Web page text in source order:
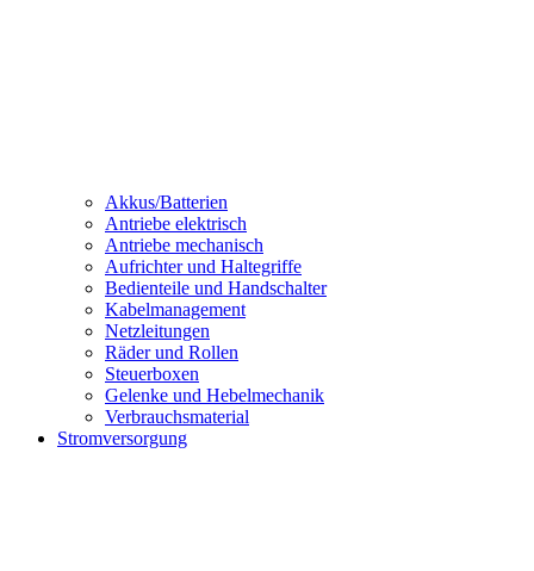
Akkus/Batterien
Antriebe elektrisch
Antriebe mechanisch
Aufrichter und Haltegriffe
Bedienteile und Handschalter
Kabelmanagement
Netzleitungen
Räder und Rollen
Steuerboxen
Gelenke und Hebelmechanik
Verbrauchsmaterial
Stromversorgung